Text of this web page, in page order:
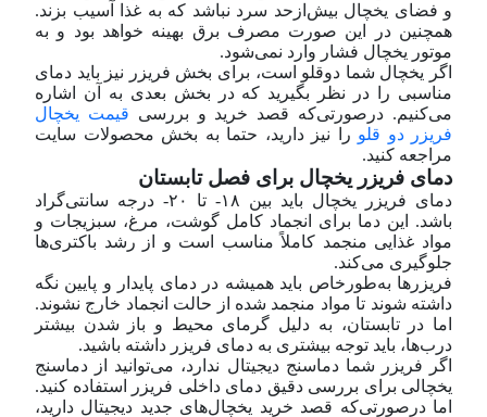
و فضای یخچال بیش‌ازحد سرد نباشد که به غذا آسیب بزند.
همچنین در این صورت مصرف برق بهینه خواهد بود و به
موتور یخچال فشار وارد نمی‌شود.
اگر یخچال شما دوقلو است، برای بخش فریزر نیز باید دمای
مناسبی را در نظر بگیرید که در بخش بعدی به آن اشاره
می‌کنیم. در‌صورتی‌که قصد خرید و بررسی قیمت یخچال
فریزر دو قلو را نیز دارید، حتما به بخش محصولات سایت
مراجعه کنید.
دمای فریزر یخچال برای فصل تابستان
دمای فریزر یخچال باید بین ۱۸- تا ۲۰- درجه سانتی‌گراد
باشد. این دما برای انجماد کامل گوشت، مرغ، سبزیجات و
مواد غذایی منجمد کاملاً مناسب است و از رشد باکتری‌ها
جلوگیری می‌کند.
فریزرها به‌طورخاص باید همیشه در دمای پایدار و پایین نگه
داشته شوند تا مواد منجمد شده از حالت انجماد خارج نشوند.
اما در تابستان، به دلیل گرمای محیط و باز شدن بیشتر
درب‌ها، باید توجه بیشتری به دمای فریزر داشته باشید.
اگر فریزر شما دماسنج دیجیتال ندارد، می‌توانید از دماسنج
یخچالی برای بررسی دقیق دمای داخلی فریزر استفاده کنید.
اما در‌صورتی‌که قصد خرید یخچال‌های جدید دیجیتال دارید،